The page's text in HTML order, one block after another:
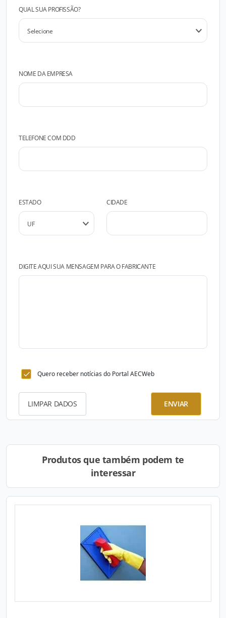
QUAL SUA PROFISSÃO?
NOME DA EMPRESA
TELEFONE COM DDD
ESTADO CIDADE
DIGITE AQUI SUA MENSAGEM PARA O FABRICANTE
Quero receber notícias do Portal AECWeb
LIMPAR DADOS ENVIAR
Produtos que também podem te
interessar